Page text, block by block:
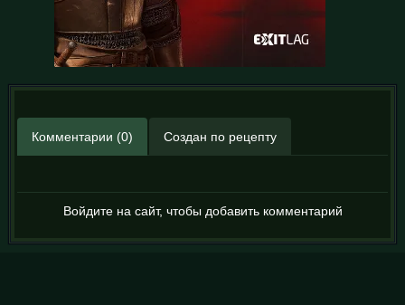
Комментарии (0) Создан по рецепту
Войдите на сайт, чтобы добавить комментарий